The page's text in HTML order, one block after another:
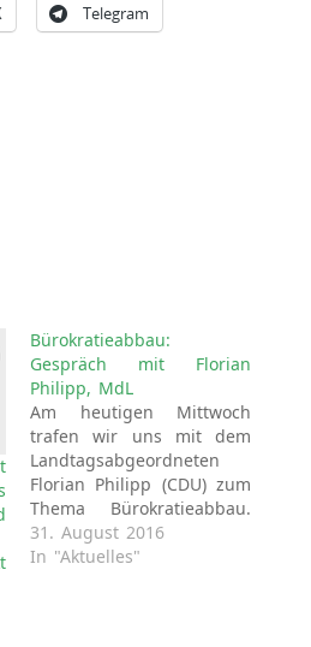
Telegram
Bürokratieabbau:
Gespräch mit Florian
Philipp, MdL
Am heutigen Mittwoch
trafen wir uns mit dem
Landtagsabgeordneten
Florian Philipp (CDU) zum
Thema Bürokratieabbau.
Es besteht seitens der
Landesregierung gemäß
31. August 2016
In "Aktuelles"